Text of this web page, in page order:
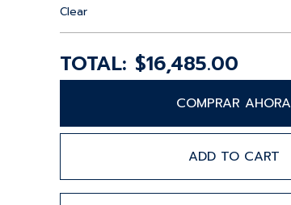
Clear
$16,485.00
COMPRAR AHORA
ADD TO CART